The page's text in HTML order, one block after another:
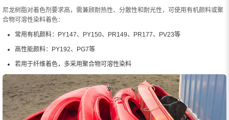
尼龙树脂对着色剂要求高，需兼顾耐热性、分散性和耐光性，可使用有机颜料或聚
合物可溶性染料着色：
常用有机颜料：PY147、PY150、PR149、PR177、PV23等
高性能颜料：PY192、PG7等
若用于纤维着色，多采用聚合物可溶性染料